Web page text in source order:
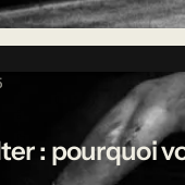
: pourquoi